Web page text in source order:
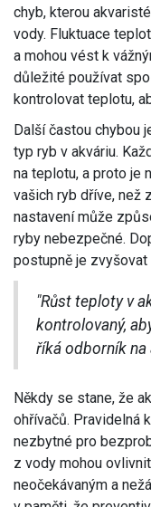
chyb, kterou
vody. Fluktuace
a mohou vést k
důležité používat
kontrolovat teplotu,
Další častou chybou
typ ryb v akváriu.
na teplotu, a proto je
vašich ryb dříve, než
nastavení může
ryby nebezpečné.
postupně je zvyšovat
"Růst teploty v
kontrolovaný,
říká odborník na
Někdy se stane, že
ohřívačů. Pravidelná
nezbytné pro
z vody mohou
neočekávaným a